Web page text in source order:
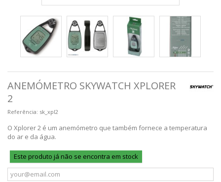
ANEMÓMETRO SKYWATCH XPLORER
2
Referência: sk_xpl2
O Xplorer 2 é um anemómetro que também fornece a temperatura
do ar e da água.
Este produto já não se encontra em stock